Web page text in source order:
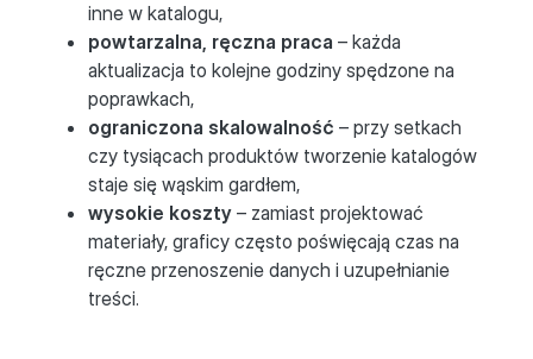
inne w katalogu,
powtarzalna, ręczna praca – każda
aktualizacja to kolejne godziny spędzone na
poprawkach,
ograniczona skalowalność – przy setkach
czy tysiącach produktów tworzenie katalogów
staje się wąskim gardłem,
wysokie koszty– zamiast projektować
materiały, graficy często poświęcają czas na
ręczne przenoszenie danych i uzupełnianie
treści.